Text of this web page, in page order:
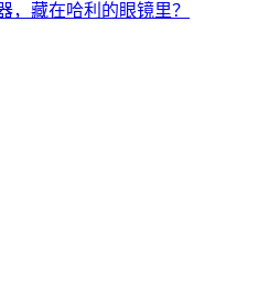
，藏在哈利的眼镜里？